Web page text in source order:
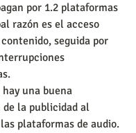
por 1.2 plataformas
razón es el acceso
seguida por
una buena
de la publicidad al
plataformas de audio.